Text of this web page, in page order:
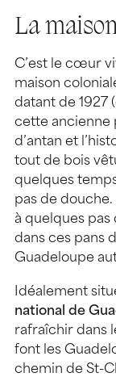
La
C’est le cœur
maison
datant de 1927
cette ancienne
d’antan et
tout de bois
quelques
pas de douche.
à quelques pas
dans ces pans
Guadeloupe
Idéalement
national de
rafraîchir dans
font les
chemin de St-